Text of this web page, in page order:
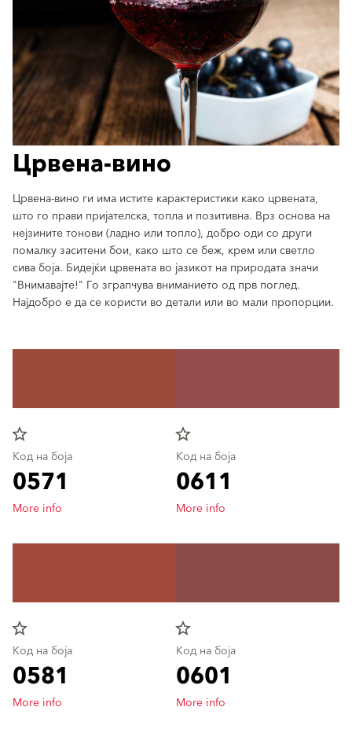
Црвена-вино
Црвена-вино ги има истите карактеристики како црвената,
што го прави пријателска, топла и позитивна. Врз основа на
нејзините тонови (ладно или топло), добро оди со други
помалку заситени бои, како што се беж, крем или светло
сива боја. Бидејќи црвената во јазикот на природата значи
"Внимавајте!" Го зграпчува вниманието од прв поглед.
Најдобро е да се користи во детали или во мали пропорции.
star_border
Код на боја
0571
More info
star_border
Код на боја
0611
More info
star_border
Код на боја
0581
More info
star_border
Код на боја
0601
More info